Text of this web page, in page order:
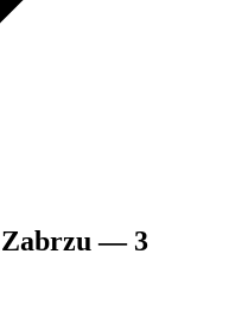
Zabrzu — 3